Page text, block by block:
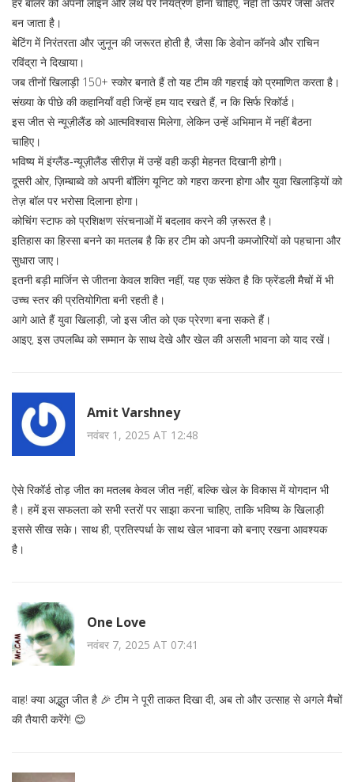
हर बॉलर को अपनी लाइन और लेंथ पर नियंत्रण होना चाहिए, नहीं तो ऊपर जैसा अंतर
बन जाता है।
बेटिंग में निरंतरता और जुनून की जरूरत होती है, जैसा कि डेवोन कॉनवे और राचिन
रविंद्रा ने दिखाया।
जब तीनों खिलाड़ी 150+ स्कोर बनाते हैं तो यह टीम की गहराई को प्रमाणित करता है।
संख्या के पीछे की कहानियाँ वही जिन्हें हम याद रखते हैं, न कि सिर्फ रिकॉर्ड।
इस जीत से न्यूज़ीलैंड को आत्मविश्वास मिलेगा, लेकिन उन्हें अभिमान में नहीं बैठना
चाहिए।
भविष्य में इंग्लैंड‑न्यूज़ीलैंड सीरीज़ में उन्हें वही कड़ी मेहनत दिखानी होगी।
दूसरी ओर, ज़िम्बाब्वे को अपनी बॉलिंग यूनिट को गहरा करना होगा और युवा खिलाड़ियों को
तेज़ बॉल पर भरोसा दिलाना होगा।
कोचिंग स्टाफ को प्रशिक्षण संरचनाओं में बदलाव करने की ज़रूरत है।
इतिहास का हिस्सा बनने का मतलब है कि हर टीम को अपनी कमजोरियों को पहचाना और
सुधारा जाए।
इतनी बड़ी मार्जिन से जीतना केवल शक्ति नहीं, यह एक संकेत है कि फ्रेंडली मैचों में भी
उच्च स्तर की प्रतियोगिता बनी रहती है।
आगे आते हैं युवा खिलाड़ी, जो इस जीत को एक प्रेरणा बना सकते हैं।
आइए, इस उपलब्धि को सम्मान के साथ देखे और खेल की असली भावना को याद रखें।
Amit Varshney
नवंबर 1, 2025 AT 12:48
ऐसे रिकॉर्ड तोड़ जीत का मतलब केवल जीत नहीं, बल्कि खेल के विकास में योगदान भी
है। हमें इस सफलता को सभी स्तरों पर साझा करना चाहिए, ताकि भविष्य के खिलाड़ी
इससे सीख सके। साथ ही, प्रतिस्पर्धा के साथ खेल भावना को बनाए रखना आवश्यक
है।
One Love
नवंबर 7, 2025 AT 07:41
वाह! क्या अद्भुत जीत है 🎉 टीम ने पूरी ताकत दिखा दी, अब तो और उत्साह से अगले मैचों
की तैयारी करेंगे! 😊